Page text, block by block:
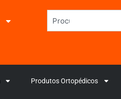
Produtos Ortopédicos